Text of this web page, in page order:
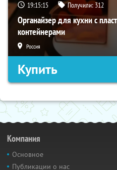
19:15:13 Получили: 312
Органайзер для кухни с
контейнерами
Россия
Купить
Компания
Основное
Публикации о нас